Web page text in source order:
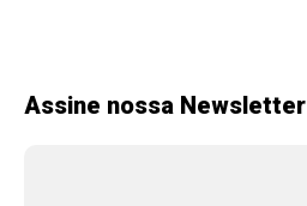
Assine nossa Newsletter